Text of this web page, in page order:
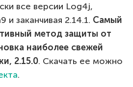
все версии Log4j,
и заканчивая 2.14.1. Самый
метод защиты от
наиболее свежей
2.15.0. Скачать ее можно
.